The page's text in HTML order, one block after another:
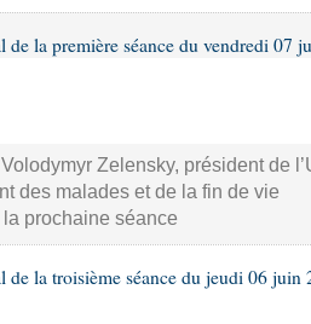
de la première séance du vendredi 07
Zelensky, président de
des malades et de la fin de vie
prochaine séance
de la troisième séance du jeudi 06 juin